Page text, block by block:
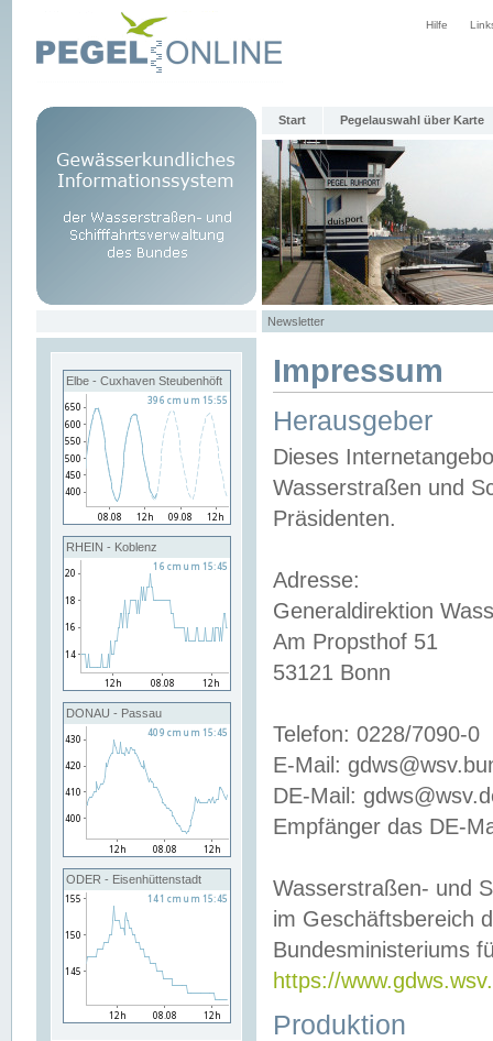
Hilfe
Start Pegelauswahl über Karte
Newsletter
Elbe - Cuxhaven Steubenhöft
RHEIN - Koblenz
DONAU - Passau
ODER - Eisenhüttenstadt
Impressum
Herausgeber
Dieses
Wasserstraßen und
Präsidenten.
Adresse:
Generaldirektion
Am Propsthof 51
53121 Bonn
Telefon: 0228/7090-0
E-Mail:
DE-Mail:
Empfänger das DE-
Wasserstraßen- und
im Geschäftsbereich
Bundesministeriums
https://
Produktion